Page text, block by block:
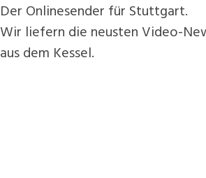
Der Onlinesender für Stuttgart.
Wir liefern die neusten Video-
aus dem Kessel.